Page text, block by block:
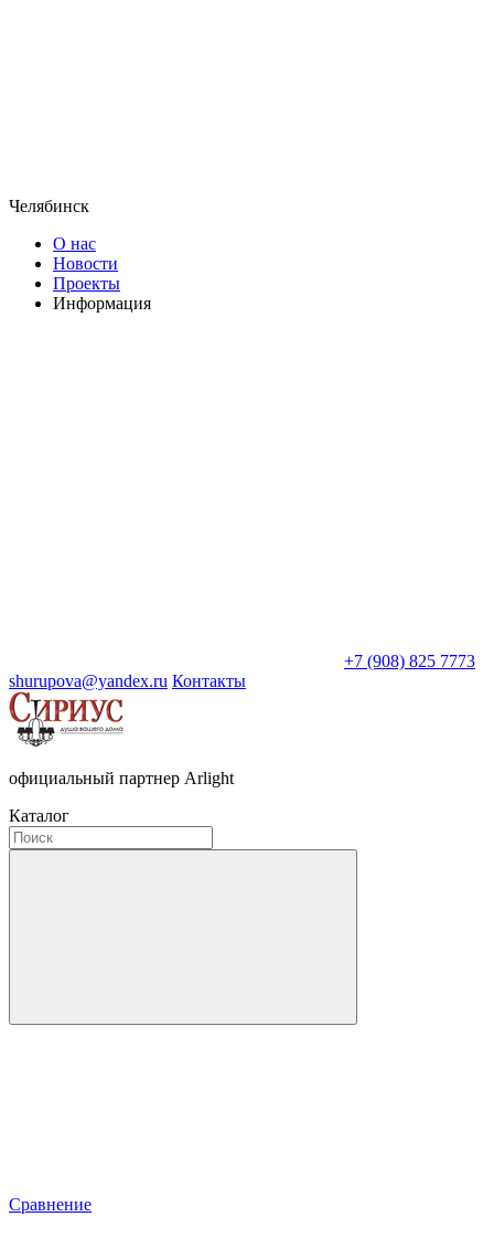
Челябинск
О нас
Новости
Проекты
Информация
+7 (908) 825 7773
shurupova@yandex.ru Контакты
официальный партнер Arlight
Каталог
Сравнение